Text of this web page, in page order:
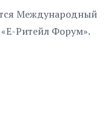
Международный
Ритейл Форум».